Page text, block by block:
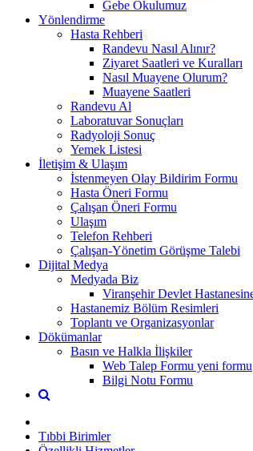
Gebe Okulumuz
Yönlendirme
Hasta Rehberi
Randevu Nasıl Alınır?
Ziyaret Saatleri ve Kuralları
Nasıl Muayene Olurum?
Muayene Saatleri
Randevu Al
Laboratuvar Sonuçları
Radyoloji Sonuç
Yemek Listesi
İletişim & Ulaşım
İstenmeyen Olay Bildirim Formu
Hasta Öneri Formu
Çalışan Öneri Formu
Ulaşım
Telefon Rehberi
Çalışan-Yönetim Görüşme Talebi
Dijital Medya
Medyada Biz
Viranşehir Devlet
Hastanemiz Bölüm Resimleri
Toplantı ve Organizasyonlar
Dökümanlar
Basın ve Halkla İlişkiler
Web Talep Formu yeni formu
Bilgi Notu Formu
Tıbbi Birimler